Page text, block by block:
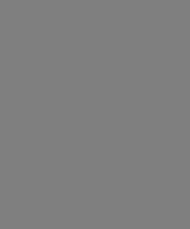
are available